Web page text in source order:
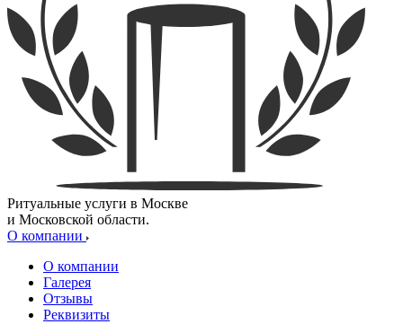
Ритуальные услуги в Москве
и Московской области.
О компании
О компании
Галерея
Отзывы
Реквизиты